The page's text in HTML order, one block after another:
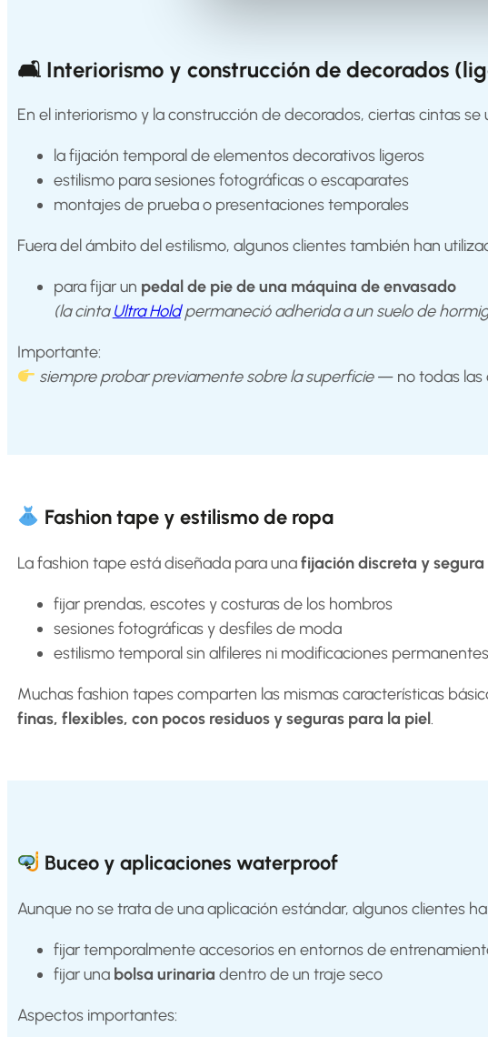
🛋 Interiorismo y construcción de decorados
En el interiorismo y la construcción de decorados, ciertas cintas se
la fijación temporal de elementos decorativos ligeros
estilismo para sesiones fotográficas o escaparates
montajes de prueba o presentaciones temporales
Fuera del ámbito del estilismo, algunos clientes también han
para fijar un pedal de pie de una máquina de envasado
(la cintaUltra Holdpermaneció adherida a un suelo de
Importante:
siempre probar previamente sobre la superficie— no todas las
Fashion tape y estilismo de ropa
La fashion tape está diseñada para unafijación discreta y
fijar prendas, escotes y costuras de los hombros
sesiones fotográficas y desfiles de moda
estilismo temporal sin alfileres ni modificaciones permanentes
Muchas fashion tapes comparten las mismas características
finas, flexibles, con pocos residuos y seguras para la piel.
Buceo y aplicaciones waterproof
Aunque no se trata de una aplicación estándar, algunos clientes
fijar temporalmente accesorios en entornos de
fijar una bolsa urinaria dentro de un traje seco
Aspectos importantes: